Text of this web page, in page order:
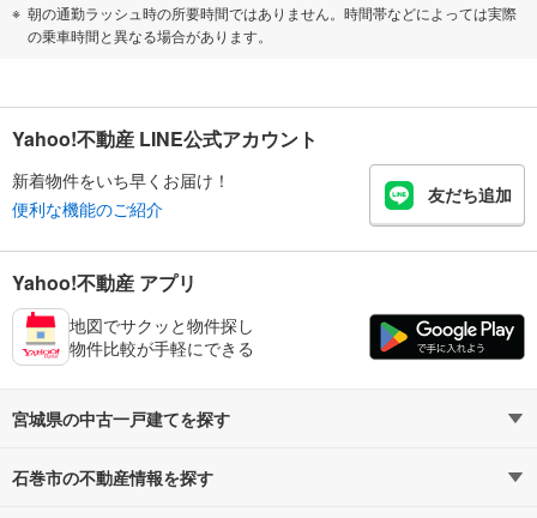
朝の通勤ラッシュ時の所要時間ではありません。時間帯などによっては実際
の乗車時間と異なる場合があります。
Yahoo!不動産 LINE公式アカウント
新着物件をいち早くお届け！
便利な機能のご紹介
友だち追加
Yahoo!不動産 アプリ
地図でサクッと物件探し
物件比較が手軽にできる
宮城県の中古一戸建てを探す
路線・駅から探す
石巻市の不動産情報を探す